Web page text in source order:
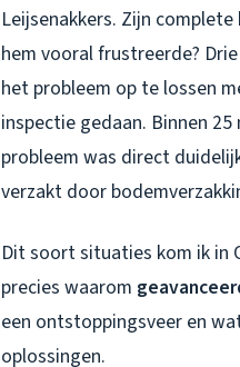
Leijsenakkers. Zijn
hem vooral frustreerde?
het probleem op te lossen
inspectie gedaan. Binnen
probleem was direct
verzakt door
Dit soort situaties kom ik in
precies waarom
een ontstoppingsveer en
oplossingen.